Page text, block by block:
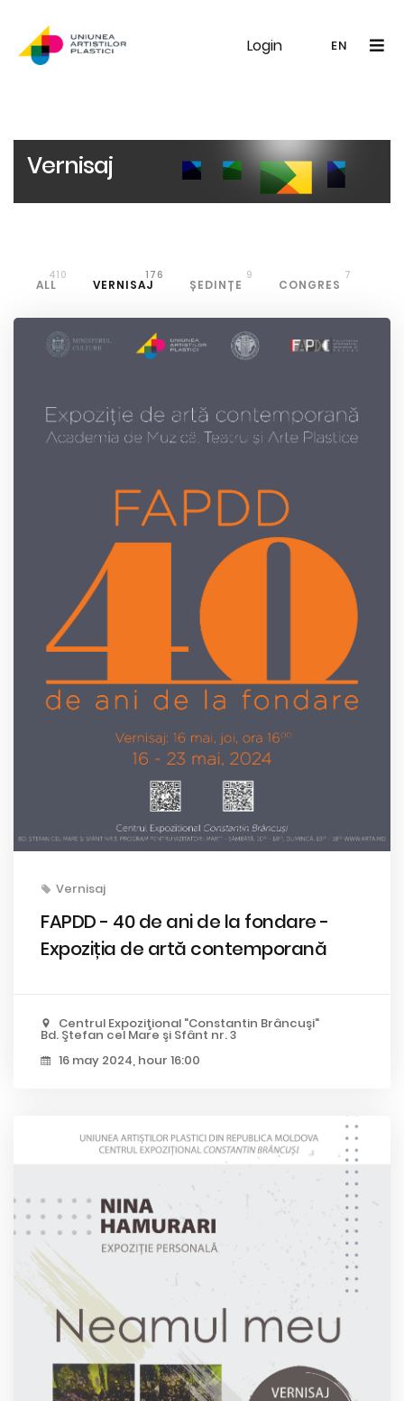
Login EN
UAP Galerie Noutăți
Vernisaj
ALL
410
VERNISAJ
176
ȘEDINȚE
9
CONGRES
7
Vernisaj
FAPDD - 40 de ani de la fondare -
Expoziția de artă contemporană
Centrul Expoziţional "Constantin Brâncuşi"
Bd. Ştefan cel Mare şi Sfânt nr. 3
16 may 2024, hour 16:00